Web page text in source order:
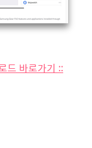
드 바로가기 ::